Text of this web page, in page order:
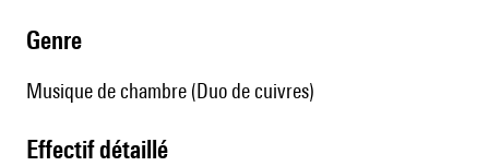
genre
Musique de chambre (Duo de cuivres)
effectif détaillé